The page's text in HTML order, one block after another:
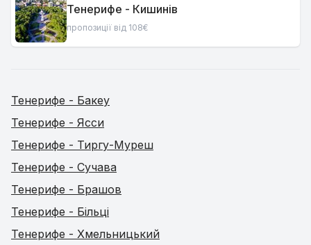
Тенерифе - Кишинів
пропозиції від 108€
Тенерифе - Бакеу
Тенерифе - Ясси
Тенерифе - Тиргу-Муреш
Тенерифе - Сучава
Тенерифе - Брашов
Тенерифе - Більці
Тенерифе - Хмельницький